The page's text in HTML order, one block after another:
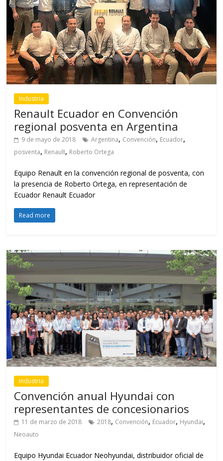
Industria
Renault Ecuador en Convención
regional posventa en Argentina
9 de mayo de 2018 Argentina, Convención, Ecuador,
posventa, Renault, Roberto Ortega
Equipo Renault en la convención regional de posventa, con
la presencia de Roberto Ortega, en representación de
Ecuador Renault Ecuador
Read more
Industria
Convención anual Hyundai con
representantes de concesionarios
11 de marzo de 2018 2018, Convención, Ecuador, Hyundai,
Neoauto
Equipo Hyundai Ecuador Neohyundai, distribuidor oficial de